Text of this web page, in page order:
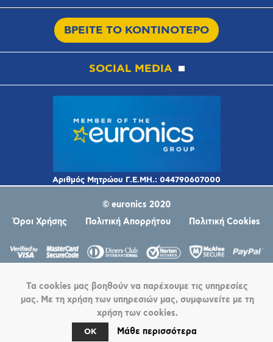
ΒΡΕΙΤΕ ΤΟ ΚΟΝΤΙΝΟΤΕΡΟ
SOCIAL MEDIA
© euronics 2020
Όροι Χρήσης
Πολιτική Απορρήτου Πολιτική Cookies
Powered by
Τα cookies μας βοηθούν να παρέχουμε τις υπηρεσίες
μας. Με τη χρήση των υπηρεσιών μας, συμφωνείτε με τη
χρήση των cookies.
OK Μάθε περισσότερα